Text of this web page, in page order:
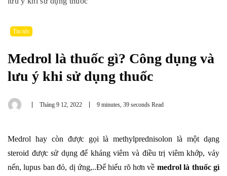
Tin tức
Medrol là thuốc gì? Công dụng và
lưu ý khi sử dụng thuốc
Tháng 9 12, 2022 9 minutes, 39 seconds Read
Medrol hay còn được gọi là methylprednisolon là một dạng
steroid được sử dụng để kháng viêm và điều trị viêm khớp, vảy
nến, lupus ban đỏ, dị ứng,..Để hiểu rõ hơn về medrol là thuốc gì